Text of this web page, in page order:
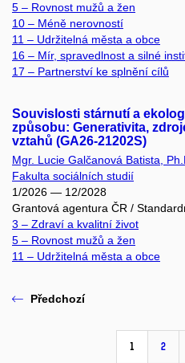
5 – Rovnost mužů a žen
10 – Méně nerovností
11 – Udržitelná města a obce
16 – Mír, spravedlnost a silné
17 – Partnerství ke splnění cílů
Souvislosti stárnutí a
způsobu: Generativita,
vztahů (GA26-21202S)
Mgr. Lucie Galčanová Batista,
Fakulta sociálních studií
1/2026 — 12/2028
Grantová agentura ČR /
3 – Zdraví a kvalitní život
5 – Rovnost mužů a žen
11 – Udržitelná města a obce
Předchozí
1 2